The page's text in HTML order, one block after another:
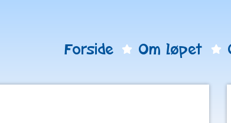
Forside Om løpet